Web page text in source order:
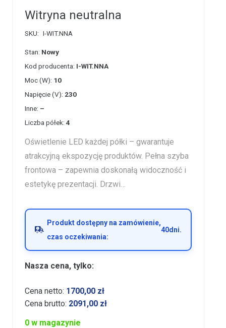
Witryna neutralna
SKU: I-WIT.NNA
Stan: Nowy
Kod producenta: I-WIT.NNA
Moc (W): 10
Napięcie (V): 230
Inne: –
Liczba półek: 4
Oświetlenie LED każdej półki – gwarantuje
atrakcyjną ekspozycję produktów. Pełna szyba
frontowa – zapewnia doskonałą widoczność i
estetykę prezentacji. Drzwi…
Produkt dostępny na zamówienie,
czas oczekiwania:
40dni.
Nasza cena, tylko:
Cena netto: 1700,00 zł
Cena brutto: 2091,00 zł
0 w magazynie